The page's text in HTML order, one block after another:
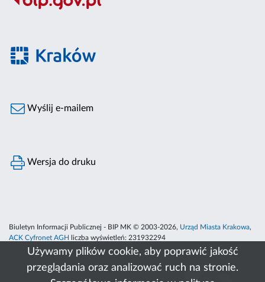
Używamy plików cookie, aby poprawić jakość
przeglądania oraz analizować ruch na stronie.
Wyślij e-mailem
Wersja do druku
Biuletyn Informacji Publicznej - BIP MK © 2003-2026, Urząd Miasta Krakowa,
ACK Cyfronet AGH
liczba wyświetleń: 231932294